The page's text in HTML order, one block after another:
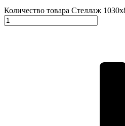
Количество товара Стеллаж